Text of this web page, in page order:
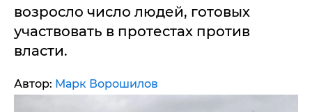
возросло число людей, готовых
участвовать в протестах против
власти.
Автор: Марк Ворошилов